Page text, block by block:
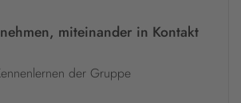
miteinander in Kontakt
der Gruppe